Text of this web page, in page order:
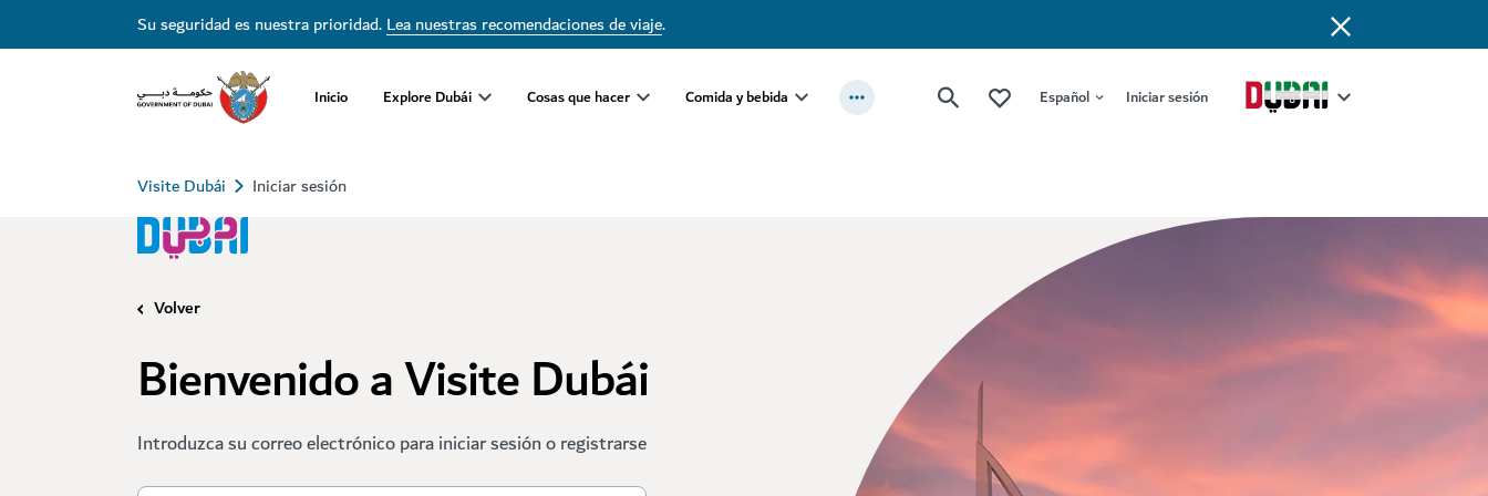
Su seguridad es nuestra prioridad.Lea nuestras recomendaciones de viaje.
Inicio Explore Dubái Cosas que hacer Comida y bebida Español Iniciar sesión
Visite Dubái Iniciar sesión
Volver
Bienvenido a Visite Dubái
Introduzca su correo electrónico para iniciar sesión o registrarse